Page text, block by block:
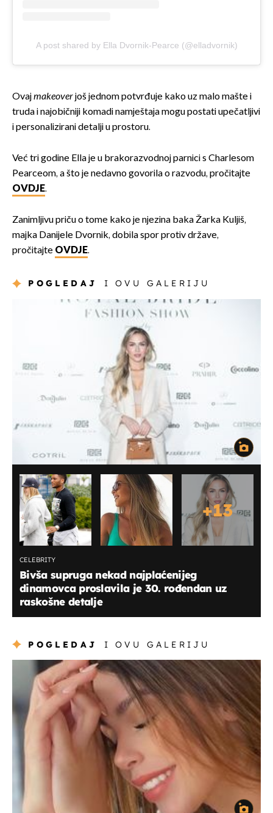
A post shared by Ella Dvornik-Pearce (@elladvornik)
Ovajmakeoverjoš jednom potvrđuje kako uz malo mašte i
truda i najobičniji komadi namještaja mogu postati upečatljivi
i personalizirani detalji u prostoru.
Već tri godine Ella je u brakorazvodnoj parnici s Charlesom
Pearceom, a što je nedavno govorila o razvodu, pročitajte
OVDJE.
Zanimljivu priču o tome kako je njezina baka Žarka Kuljiš,
majka Danijele Dvornik, dobila spor protiv države,
pročitajte OVDJE.
POGLEDAJ I OVU GALERIJU
+13
CELEBRITY
Bivša supruga nekad najplaćenijeg
dinamovca proslavila je 30. rođendan uz
raskošne detalje
POGLEDAJ I OVU GALERIJU